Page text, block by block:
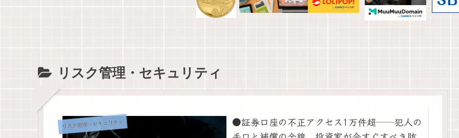
リスク管理・セキュリティ
リスク管理・セキュリティ
●証券口座の不正アクセス1万件超──犯人の